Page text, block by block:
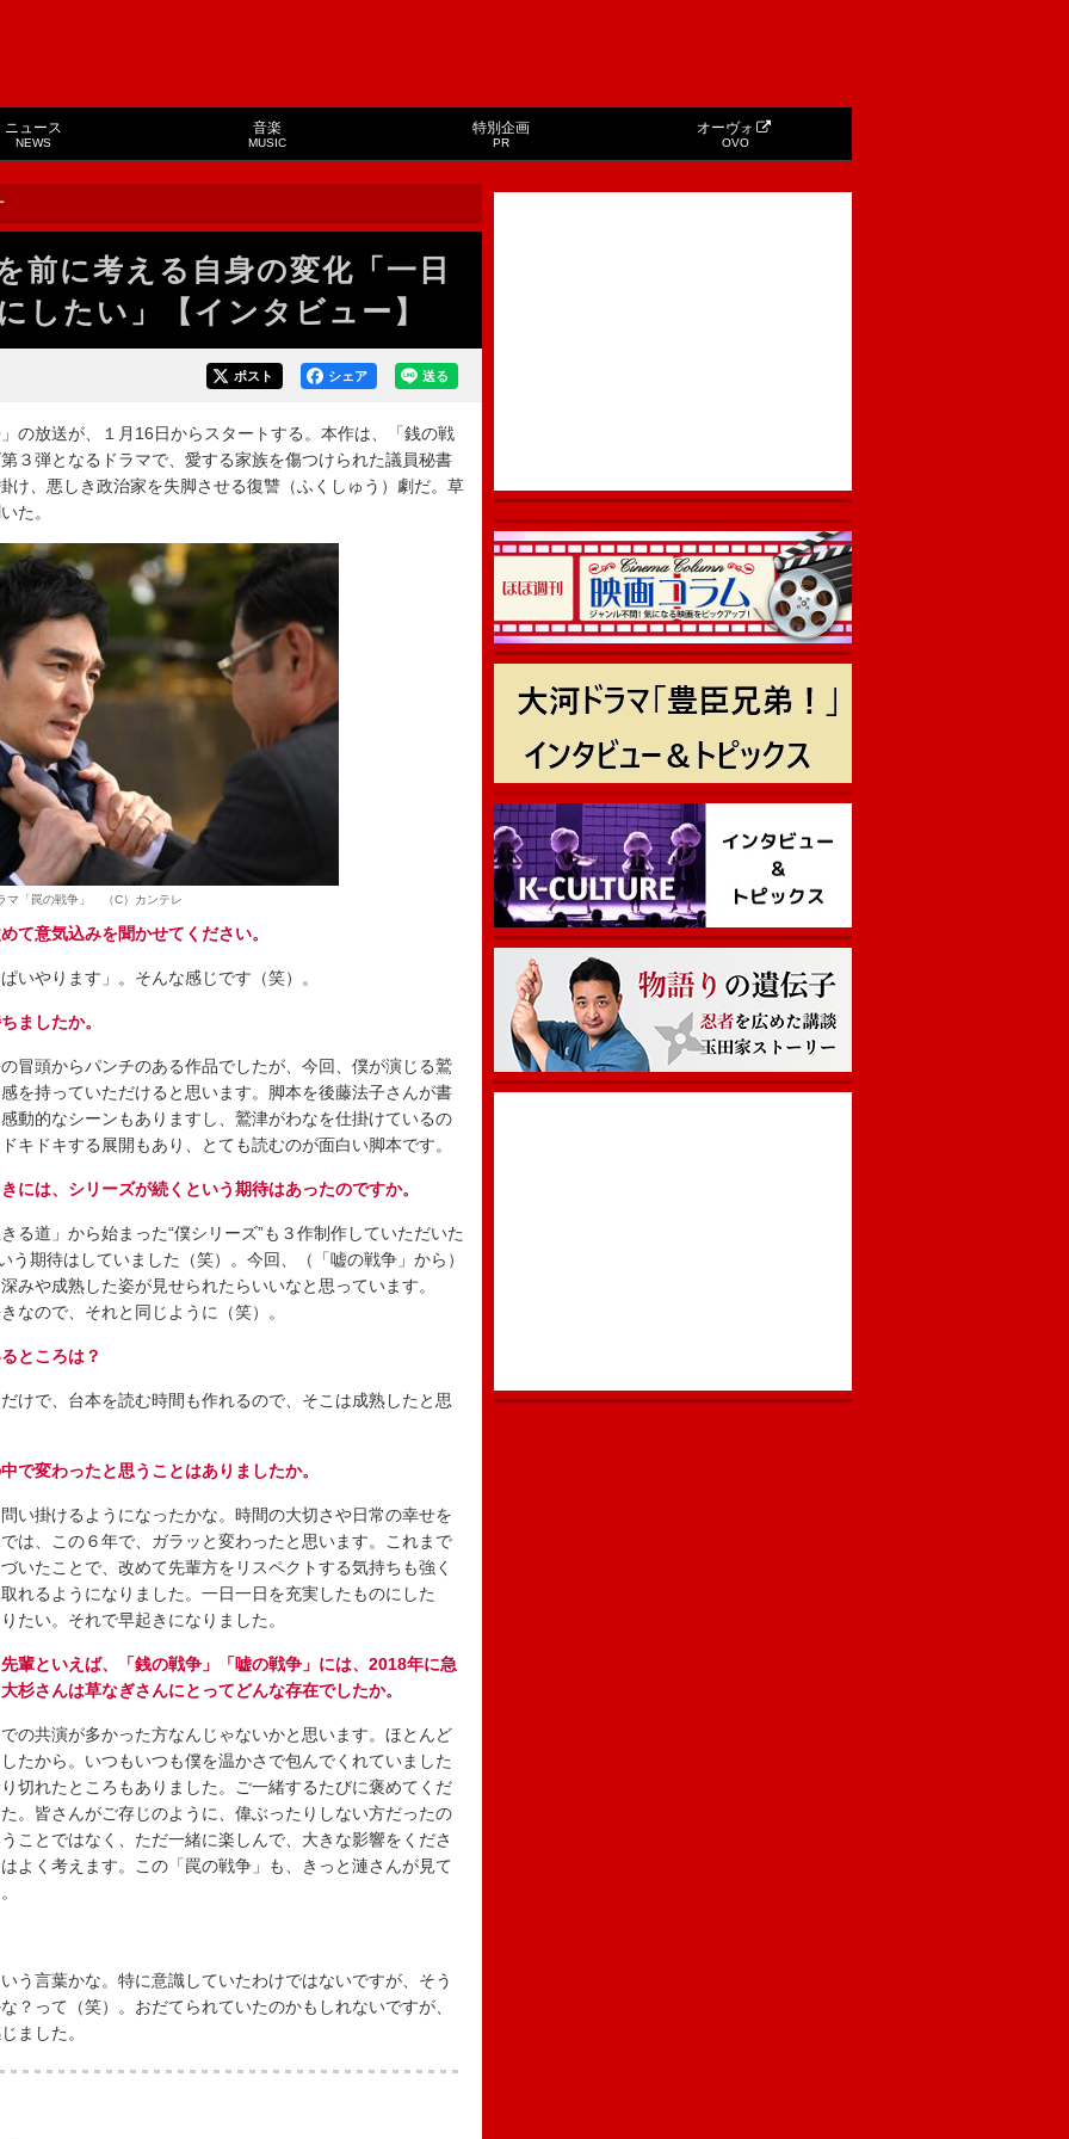
ニュース
NEWS
音楽
MUSIC
特別企画
PR
オーヴォ
OVO
前に考える自身の変化「一日
したい」【インタビュー】
送る
シェア
ポスト
放送が、１月16日からスタートする。本作は、「銭の戦
３弾となるドラマで、愛する家族を傷つけられた議員秘書
け、悪しき政治家を失脚させる復讐（ふくしゅう）劇だ。草
た。
マ「罠の戦争」 （C）カンテレ
て意気込みを聞かせてください。
やります」。そんな感じです（笑）。
ましたか。
頭からパンチのある作品でしたが、今回、僕が演じる鷲
を持っていただけると思います。脚本を後藤法子さんが書
動的なシーンもありますし、鷲津がわなを仕掛けているの
キドキする展開もあり、とても読むのが面白い脚本です。
には、シリーズが続くという期待はあったのですか。
道」から始まった“僕シリーズ”も３作制作していただいた
う期待はしていました（笑）。今回、（「嘘の戦争」から）
みや成熟した姿が見せられたらいいなと思っています。
なので、それと同じように（笑）。
ところは？
で、台本を読む時間も作れるので、そこは成熟したと思
で変わったと思うことはありましたか。
掛けるようになったかな。時間の大切さや日常の幸せを
は、この６年で、ガラッと変わったと思います。これまで
いたことで、改めて先輩方をリスペクトする気持ちも強く
れるようになりました。一日一日を充実したものにした
たい。それで早起きになりました。
輩といえば、「銭の戦争」「嘘の戦争」には、2018年に急
杉さんは草なぎさんにとってどんな存在でしたか。
共演が多かった方なんじゃないかと思います。ほとんど
たから。いつもいつも僕を温かさで包んでくれていました
切れたところもありました。ご一緒するたびに褒めてくだ
。皆さんがご存じのように、偉ぶったりしない方だったの
ことではなく、ただ一緒に楽しんで、大きな影響をくださ
よく考えます。この「罠の戦争」も、きっと漣さんが見て
言葉かな。特に意識していたわけではないですが、そう
？って（笑）。おだてられていたのかもしれないですが、
ました。